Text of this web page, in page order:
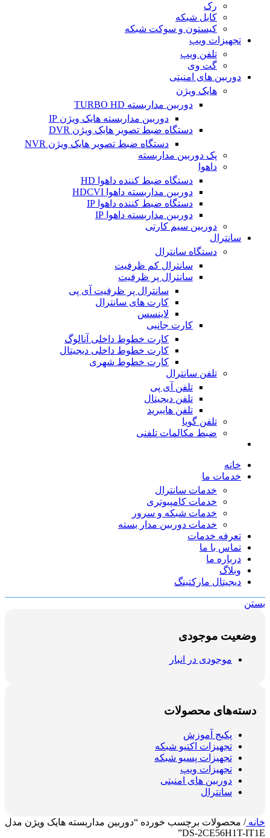
رک
کابل شبکه
کیستون و سوکت شبکه
تجهیزات ویپ
تلفن ویپ
گت وی
دوربین های امنیتی
هایک ویژن
دوربین مداربسته TURBO HD
دوربین مداربسته هایک ویژن IP
دستگاه ضبط تصویر هایک ویژن DVR
دستگاه ضبط تصویر هایک ویژن NVR
پک دوربین مداربسته
داهوا
دستگاه ضبط کننده داهوا HD
دوربین مداربسته داهوا HDCVI
دستگاه ضبط کننده داهوا IP
دوربین مداربسته داهوا IP
دوربین سیم کارتی
سانترال
دستگاه سانترال
سانترال کم ظرفیت
سانترال پر ظرفیت
سانترال پر ظرفیت آی پی
کارت های سانترال
لاینسس
کارت جانبی
کارت خطوط داخلی آنالوگ
کارت خطوط داخلی دیجیتال
کارت خطوط شهری
تلفن سانترال
تلفن آی پی
تلفن دیجیتال
تلفن هایبرید
تلفن گویا
ضبط مکالمات تلفنی
خانه
خدمات ما
خدمات سانترال
خدمات کامپیوتری
خدمات شبکه و سرور
خدمات دوربین مدار بسته
تعرفه خدمات
تماس با ما
درباره ما
وبلاگ
دیجیتال مارکتینگ
بستن
وضعیت موجودی
موجودی در انبار
دسته‌های محصولات
پکیج آموزش
تجهیزات اکتیو شبکه
تجهیزات پسیو شبکه
تجهیزات ویپ
دوربین های امنیتی
سانترال
خانه/ محصولات برچسب خورده “دوربین مداربسته هایک ویژن مدل
DS-2CE56H1T-IT1E”